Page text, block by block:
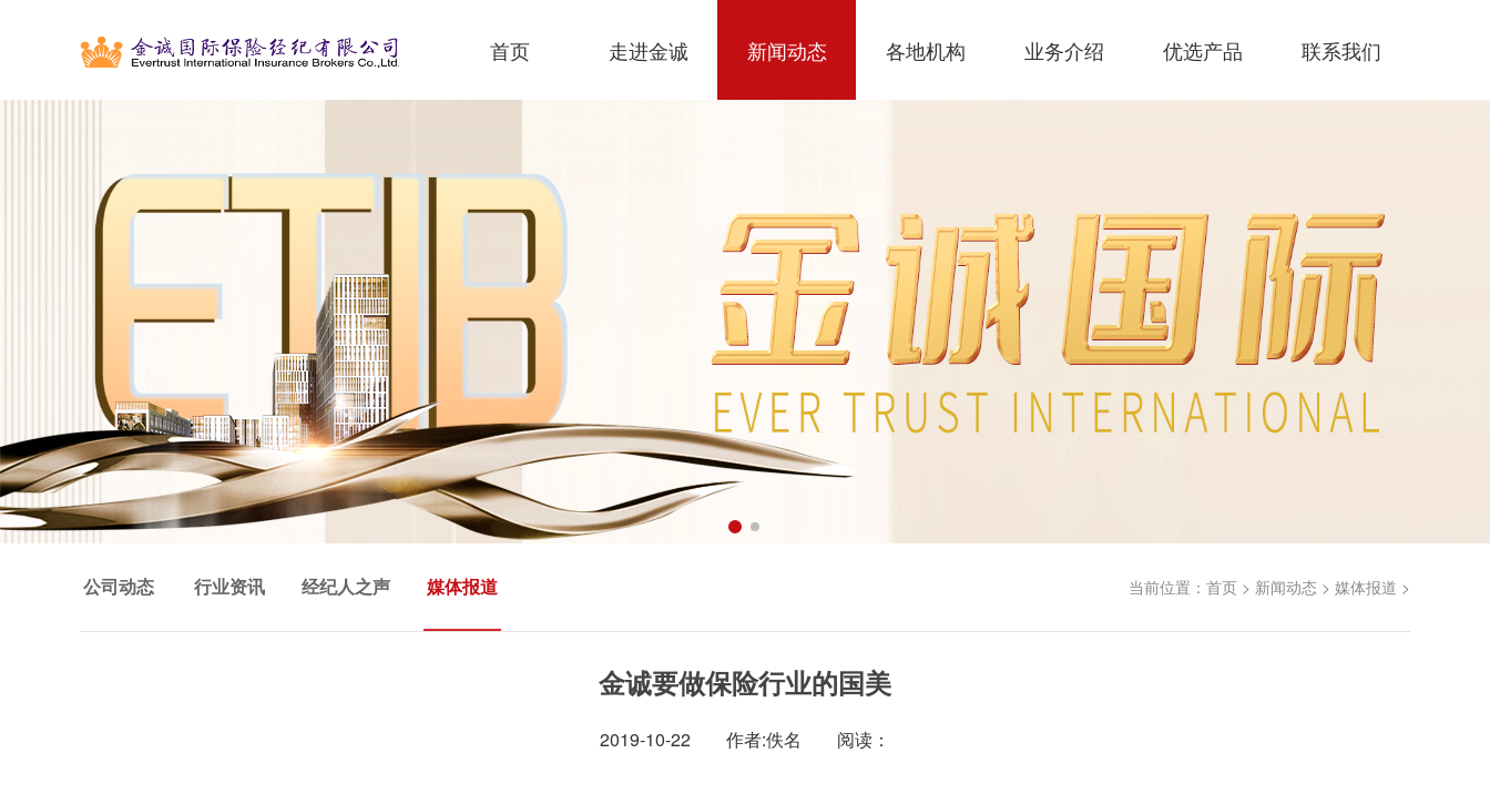
首页 走进金诚 新闻动态 各地机构 业务介绍 优选产品 联系我们
公司动态 行业资讯 经纪人之声 媒体报道 当前位置： 首页 > 新闻动态 > 媒体报道 >
金诚要做保险行业的国美
2019-10-22 作者:佚名 阅读：